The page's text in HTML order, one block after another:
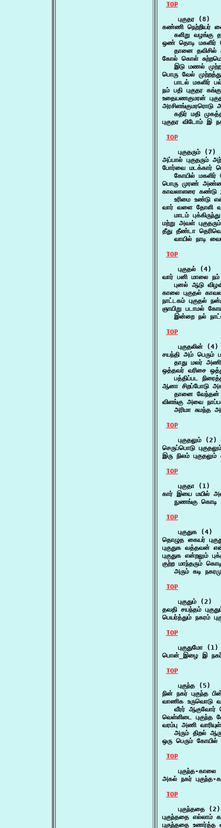
TOP
    புகுதர (8)
கண்ணி நெற்றியர்
களிறு
ஒண் தொடி மகளிர்
தானை
கோல் கொள்
இடு மணல்
பொரு வேல் முற்றத்து
பாடல் மகளிர்
நம் பதி புகுதர
உதையணகுமரன்
அரசிளங்குமரரொடு
கதிர் மதி
புகுதர விடோம்
TOP
    புகுதரும் (7)
அப்பால்
போர்வை மடக்கார்
கோயில்
பொரு முரண்
காவலாளரை கண்டு
உரிமை உண்டு
வார் வளை தோளி
மாடம்
மற்று அவள்
தீது தீண்டா
வாயில் நாடி
TOP
    புகுதல் (4)
வார் பனி மாலை நம்
புனல் ஆடு
காலை புகுதல்
நாட்டகம் புகுதல்
ஞாயிறு படாமல்
இன்றை நல்
TOP
    புகுதலின் (4)
சயந்தி அம் பெரும்
தாது மலர்
ஒத்தவர் வரிசை
பத்திப்பட
ஆனா சிறப்போடு
தானை வேந்தன்
விளங்கு அவை
அரிமா சுமந்த
TOP
    புகுதலும் (2)
செருப்பொடு
இரு நிலம்
TOP
    புகுதா (1)
கார் இயை மயில்
நுணங்கு
TOP
    புகுதுக (4)
தொழுத கையர்
புகுதுக வத்தவன்
புகுதுக
குற்ற மாந்தரும்
அரும் கடி
TOP
    புகுதும் (2)
தவதி சயந்தம்
பெயர்த்தும் நகரம்
TOP
    புகுதுமோ (1)
பொன்_இழை இ நகர்
TOP
    புகுந்த (5)
நின் நகர்
வாணிக உருவொடு
வீரர் ஆகுவோர்
வெள்ளிடை
வரம்பு அணி
அரும் திறல்
ஒரு பெரும்
TOP
புகுந்த-காலை
அகல் நகர்
TOP
    புகுந்ததை (2)
புகுந்ததை
புகுந்ததை